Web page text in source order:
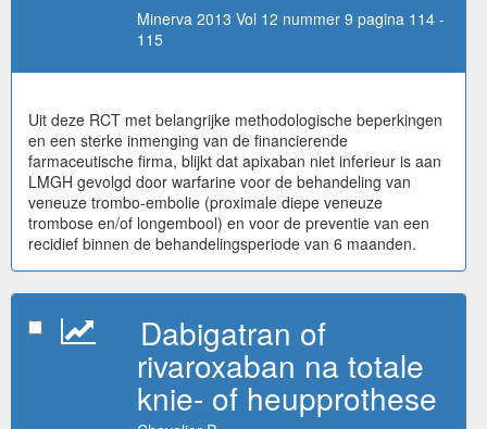
Minerva 2013 Vol 12 nummer 9 pagina 114 -
115
Uit deze RCT met belangrijke methodologische beperkingen
en een sterke inmenging van de financierende
farmaceutische firma, blijkt dat apixaban niet inferieur is aan
LMGH gevolgd door warfarine voor de behandeling van
veneuze trombo-embolie (proximale diepe veneuze
trombose en/of longembool) en voor de preventie van een
recidief binnen de behandelingsperiode van 6 maanden.
Dabigatran of
rivaroxaban na totale
knie- of heupprothese